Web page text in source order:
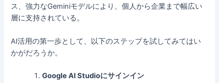
ス、強力なGeminiモデルにより、個人から企業まで幅広い
層に支持されている。
AI活用の第一歩として、以下のステップを試してみてはい
かがだろうか。
Google AI Studioにサインイン